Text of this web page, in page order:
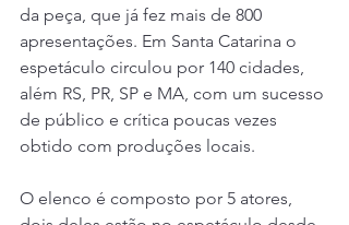
da peça, que já fez mais de 800
apresentações. Em Santa Catarina o
espetáculo circulou por 140 cidades,
além RS, PR, SP e MA, com um sucesso
de público e crítica poucas vezes
obtido com produções locais.
O elenco é composto por 5 atores,